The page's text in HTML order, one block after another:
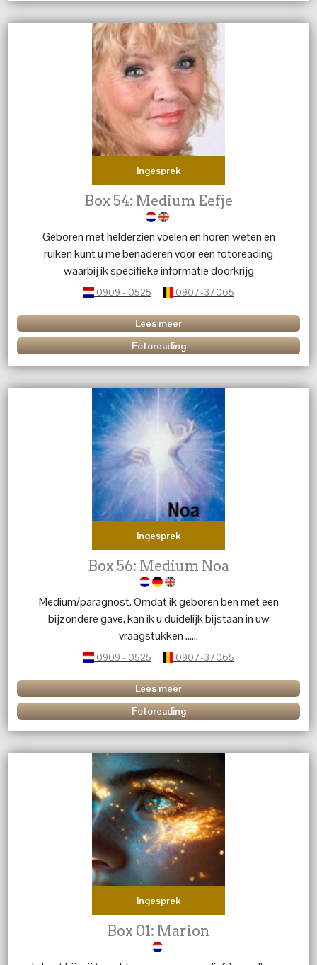
Ingesprek
Box 54: Medium Eefje
Geboren met helderzien voelen en horen weten en
ruiken kunt u me benaderen voor een fotoreading
waarbij ik specifieke informatie doorkrijg
0909 - 0525 0907-37065
Lees meer
Fotoreading
Ingesprek
Box 56: Medium Noa
Medium/paragnost. Omdat ik geboren ben met een
bijzondere gave, kan ik u duidelijk bijstaan in uw
vraagstukken ......
0909 - 0525 0907-37065
Lees meer
Fotoreading
Ingesprek
Box 01: Marion